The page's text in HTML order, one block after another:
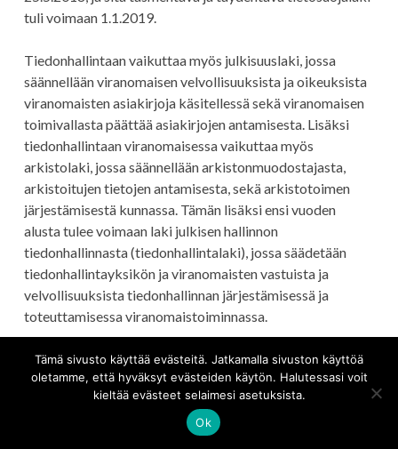
tuli voimaan 1.1.2019.
Tiedonhallintaan vaikuttaa myös julkisuuslaki, jossa
säännellään viranomaisen velvollisuuksista ja oikeuksista
viranomaisten asiakirjoja käsitellessä sekä viranomaisen
toimivallasta päättää asiakirjojen antamisesta. Lisäksi
tiedonhallintaan viranomaisessa vaikuttaa myös
arkistolaki, jossa säännellään arkistonmuodostajasta,
arkistoitujen tietojen antamisesta, sekä arkistotoimen
järjestämisestä kunnassa. Tämän lisäksi ensi vuoden
alusta tulee voimaan laki julkisen hallinnon
tiedonhallinnasta (tiedonhallintalaki), jossa säädetään
tiedonhallintayksikön ja viranomaisten vastuista ja
velvollisuuksista tiedonhallinnan järjestämisessä ja
toteuttamisessa viranomaistoiminnassa.
Näiden yleislakien lisäksi asiaan vaikuttaa kuntaa
koskeva erityislainsäädäntö. Jätelaissa on säädetty
tarkemmin kunnan järjestämästä jätehuollosta. Jätelaki
sisältää säännökset myös eräistä henkilötietojen
Tämä sivusto käyttää evästeitä. Jatkamalla sivuston käyttöä
oletamme, että hyväksyt evästeiden käytön. Halutessasi voit
kieltää evästeet selaimesi asetuksista.
Ok